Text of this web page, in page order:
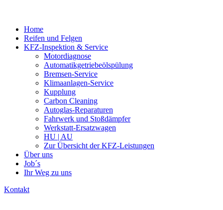
Home
Reifen und Felgen
KFZ-Inspektion & Service
Motordiagnose
Automatikgetriebeölspülung
Bremsen-Service
Klimaanlagen-Service
Kupplung
Carbon Cleaning
Autoglas-Reparaturen
Fahrwerk und Stoßdämpfer
Werkstatt-Ersatzwagen
HU | AU
Zur Übersicht der KFZ-Leistungen
Über uns
Job´s
Ihr Weg zu uns
Kontakt